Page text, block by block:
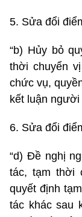
5. Sửa đổi
“b) Hủy bỏ
thời chuyển
chức vụ,
kết luận người
6. Sửa đổi
“d) Đề nghị
tác, tạm thời
quyết định
tác khác sau